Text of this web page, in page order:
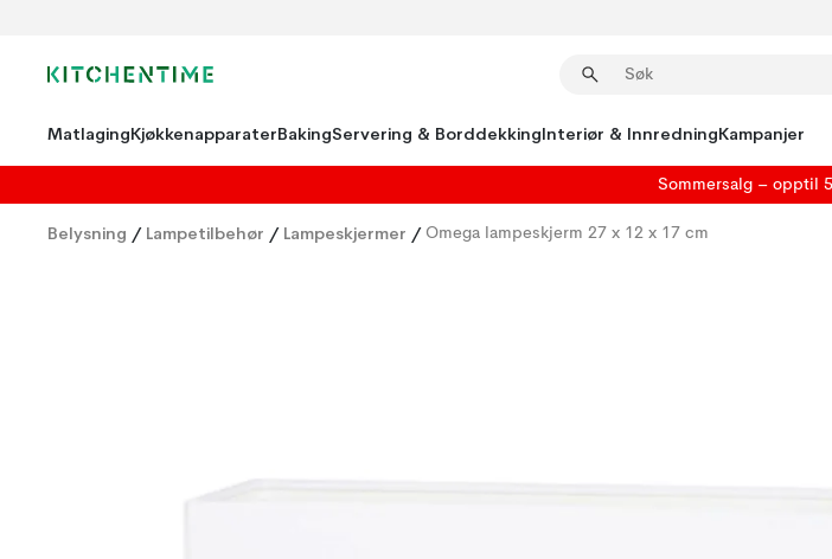
MatlagingKjøkkenapparaterBakingServering & BorddekkingInteriør & InnredningKampanjer
Sommersalg – opptil
Belysning / Lampetilbehør / Lampeskjermer / Omega lampeskjerm 27 x 12 x 17 cm